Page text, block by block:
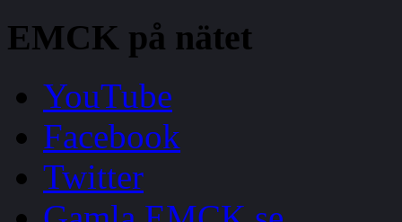
EMCK på nätet
YouTube
Facebook
Twitter